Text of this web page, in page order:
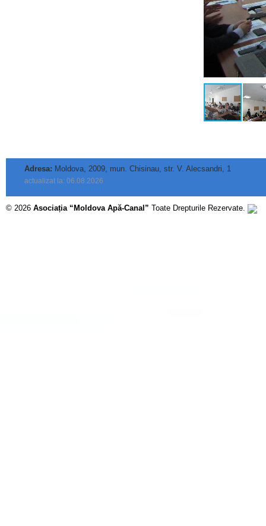
Adresa: Moldova, 2009, mun. Chisinau, str. V. Alecsandri, 1
actualizat la: 06.08.2026
© 2026 Asociația “Moldova Apă-Canal” Toate Drepturile Rezervate.